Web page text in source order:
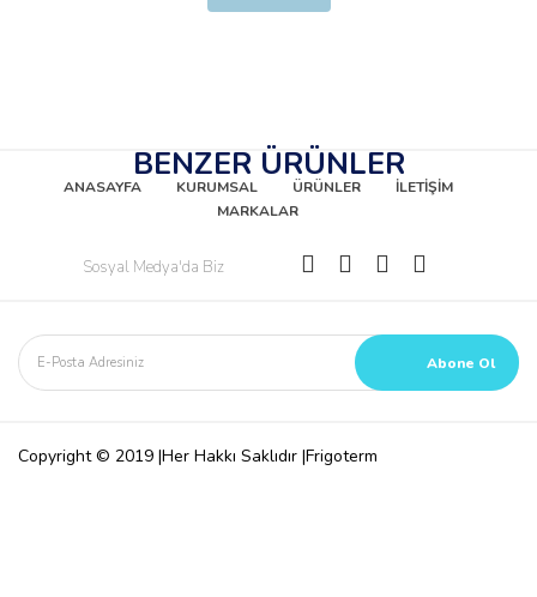
BENZER ÜRÜNLER
ANASAYFA KURUMSAL ÜRÜNLER
İLETİŞİM
MARKALAR
Sosyal Medya'da Biz
Copyright © 2019 |Her Hakkı Saklıdır |Frigoterm